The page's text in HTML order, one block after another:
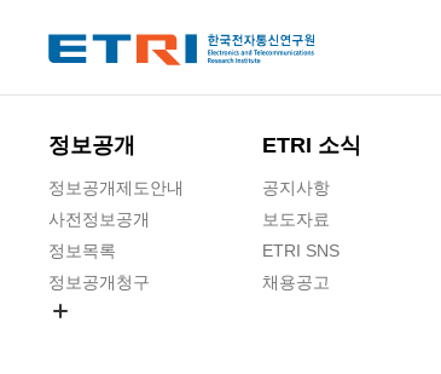
정보공개
정보공개제도안내
사전정보공개
정보목록
정보공개청구
ETRI 소식
공지사항
보도자료
ETRI SNS
채용공고